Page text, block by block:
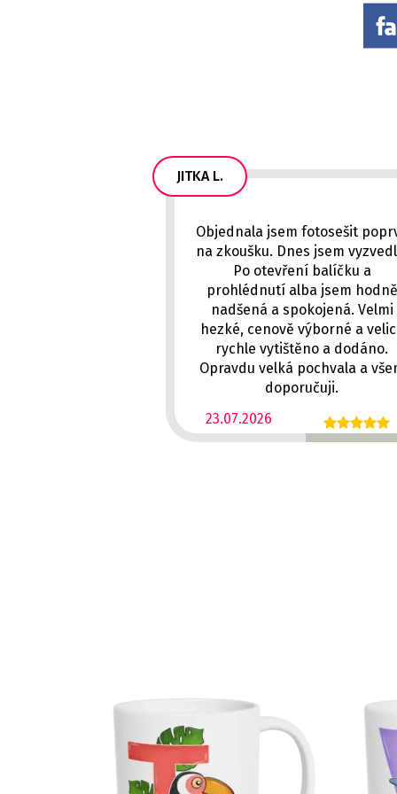
JITKA L.
23.07.2026
Objednala jsem fotosešit
na zkoušku. Dnes jsem
Po otevření balíčku a
prohlédnutí alba jsem hodně
nadšená a spokojená. Velmi
hezké, cenově výborné a
rychle vytištěno a dodáno.
Opravdu velká pochvala a
doporučuji.